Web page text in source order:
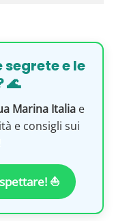
e le
🌊
Marina Italiae
e consigli sui
⛵